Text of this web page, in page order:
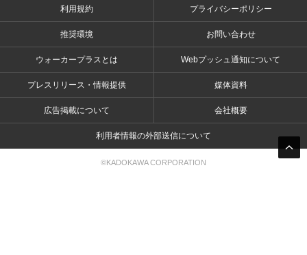
利用規約 プライバシーポリシー
推奨環境 お問い合わせ
ウォーカープラスとは Webプッシュ通知について
プレスリリース・情報提供 媒体資料
広告掲載について 会社概要
利用者情報の外部送信について
©KADOKAWA CORPORATION